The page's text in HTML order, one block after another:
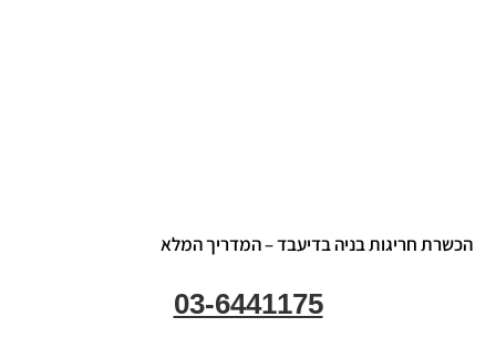
הכשרת חריגות בניה בדיעבד – המדריך המלא
03-6441175